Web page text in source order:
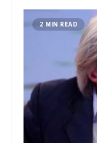
2 MIN READ